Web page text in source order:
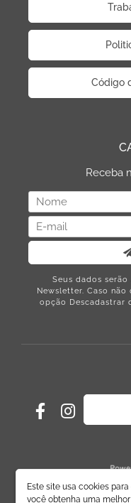
Este site usa cookies
você obtenha uma
Código
Receba
Seus dados
Newsletter. Caso
opção Descadastrar